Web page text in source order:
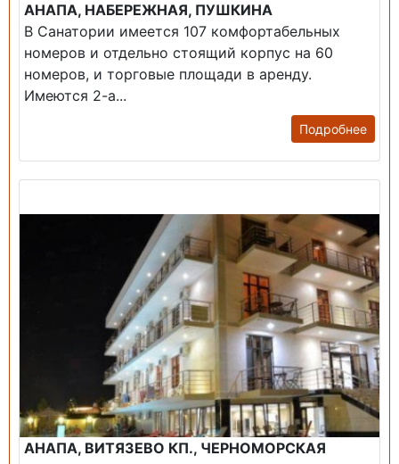
АНАПА, НАБЕРЕЖНАЯ, ПУШКИНА
В Санатории имеется 107 комфортабельных
номеров и отдельно стоящий корпус на 60
номеров, и торговые площади в аренду.
Имеются 2-а...
Подробнее
АНАПА, ВИТЯЗЕВО КП., ЧЕРНОМОРСКАЯ